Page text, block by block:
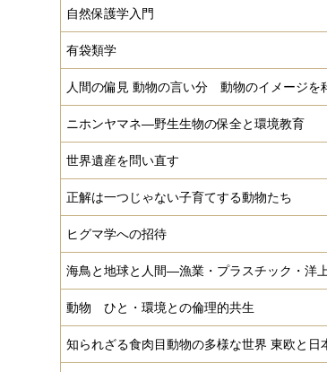
自然保護学入門
有袋類学
人間の偏見 動物の言い分 動物のイメージを
ニホンヤマネ―野生生物の保全と環境教育
世界遺産を問い直す
正解は一つじゃない子育てする動物たち
ヒグマ学への招待
海鳥と地球と人間―漁業・プラスチック・洋
動物 ひと・環境との倫理的共生
知られざる食肉目動物の多様な世界 東欧と日